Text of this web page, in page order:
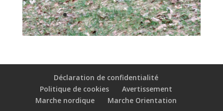
Déclaration de confidentialité
Politique de cookies
Avertissement
Marche nordique
Marche Orientation